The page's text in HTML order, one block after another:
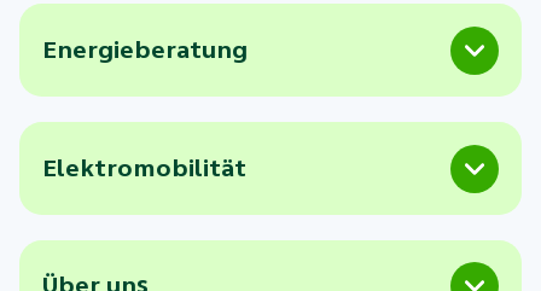
Energieberatung
Elektromobilität